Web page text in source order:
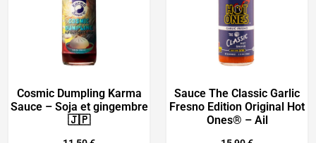
Cosmic Dumpling Karma
Sauce – Soja et gingembre
🇯🇵
Sauce The Classic Garlic
Fresno Edition Original Hot
Ones® – Ail